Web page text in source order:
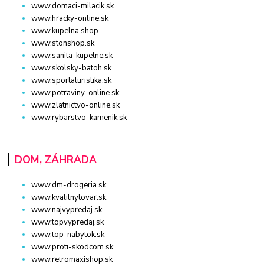
www.domaci-milacik.sk
www.hracky-online.sk
www.kupelna.shop
www.stonshop.sk
www.sanita-kupelne.sk
www.skolsky-batoh.sk
www.sportaturistika.sk
www.potraviny-online.sk
www.zlatnictvo-online.sk
www.rybarstvo-kamenik.sk
DOM, ZÁHRADA
www.dm-drogeria.sk
www.kvalitnytovar.sk
www.najvypredaj.sk
www.topvypredaj.sk
www.top-nabytok.sk
www.proti-skodcom.sk
www.retromaxishop.sk